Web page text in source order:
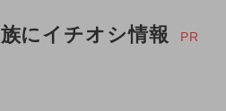
にイチオシ情報 PR